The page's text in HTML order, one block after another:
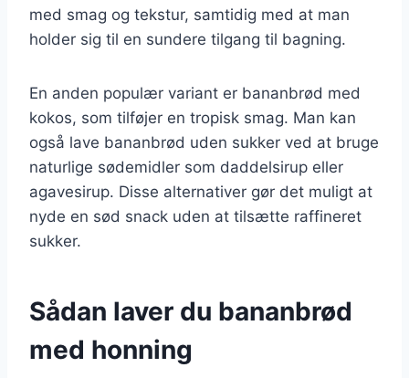
med smag og tekstur, samtidig med at man
holder sig til en sundere tilgang til bagning.
En anden populær variant er bananbrød med
kokos, som tilføjer en tropisk smag. Man kan
også lave bananbrød uden sukker ved at bruge
naturlige sødemidler som daddelsirup eller
agavesirup. Disse alternativer gør det muligt at
nyde en sød snack uden at tilsætte raffineret
sukker.
Sådan laver du bananbrød
med honning